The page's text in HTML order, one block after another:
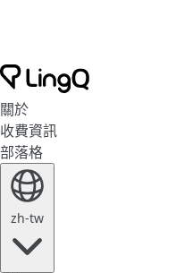
關於
收費資訊
部落格
zh-tw